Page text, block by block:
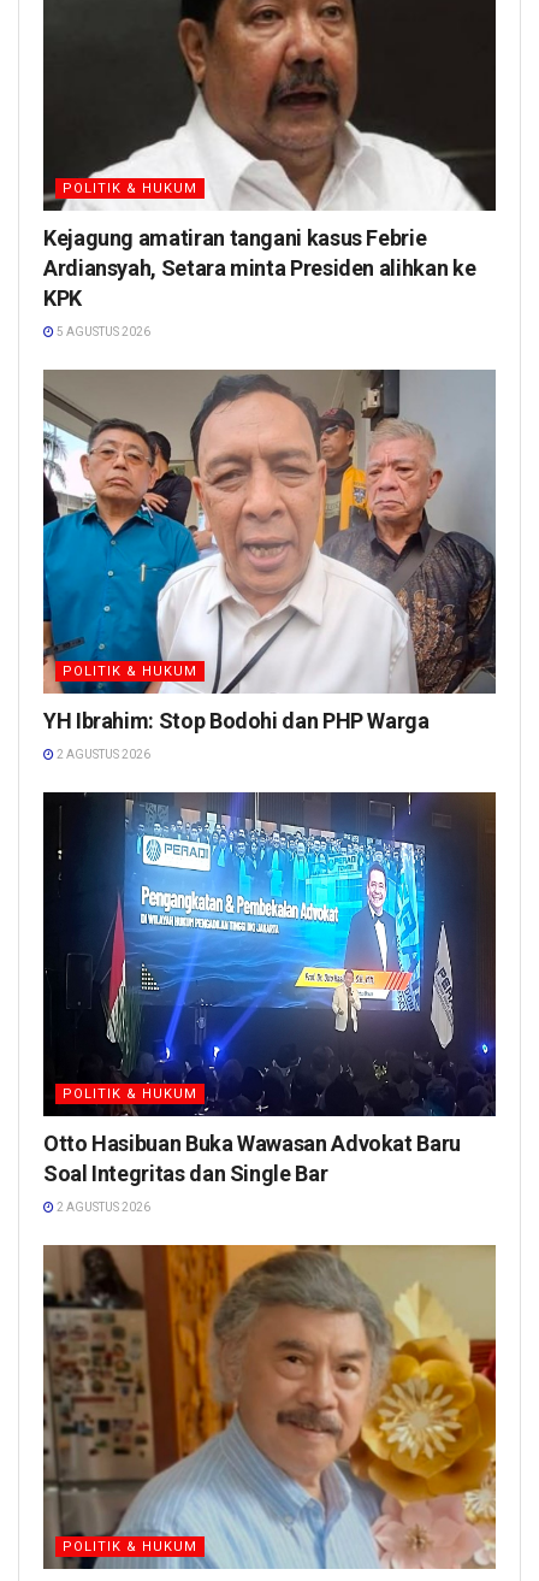
POLITIK & HUKUM
Kejagung amatiran tangani kasus Febrie
Ardiansyah, Setara minta Presiden alihkan ke
KPK
5 AGUSTUS 2026
POLITIK & HUKUM
YH Ibrahim: Stop Bodohi dan PHP Warga
2 AGUSTUS 2026
POLITIK & HUKUM
Otto Hasibuan Buka Wawasan Advokat Baru
Soal Integritas dan Single Bar
2 AGUSTUS 2026
POLITIK & HUKUM